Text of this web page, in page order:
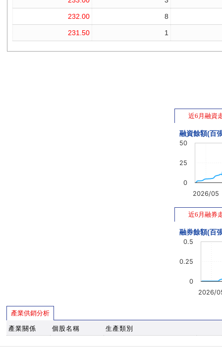
近6月融資
融資餘額(百
2026/05
0
25
50
近6月融券
融券餘額(百
2026/
0
0.25
0.5
產業供銷分析
產業關係 個股名稱 生產類別